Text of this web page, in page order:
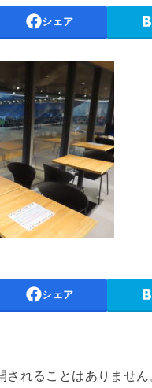
シェア
シェア
されることはありません